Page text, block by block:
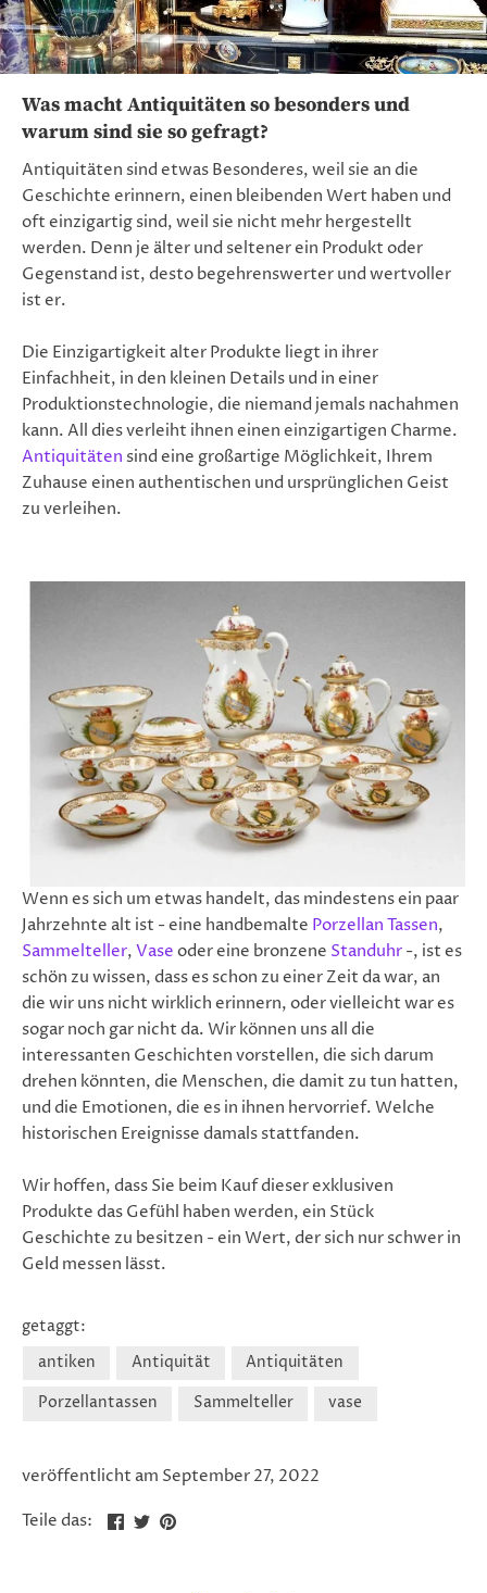
Was macht Antiquitäten so besonders und
warum sind sie so gefragt?
Antiquitäten sind etwas Besonderes, weil sie an die
Geschichte erinnern, einen bleibenden Wert haben und
oft einzigartig sind, weil sie nicht mehr hergestellt
werden. Denn je älter und seltener ein Produkt oder
Gegenstand ist, desto begehrenswerter und wertvoller
ist er.
Die Einzigartigkeit alter Produkte liegt in ihrer
Einfachheit, in den kleinen Details und in einer
Produktionstechnologie, die niemand jemals nachahmen
kann. All dies verleiht ihnen einen einzigartigen Charme.
Antiquitäten sind eine großartige Möglichkeit, Ihrem
Zuhause einen authentischen und ursprünglichen Geist
zu verleihen.
Wenn es sich um etwas handelt, das mindestens ein paar
Jahrzehnte alt ist - eine handbemalte Porzellan Tassen,
Sammelteller,Vaseoder eine bronzene Standuhr-, ist es
schön zu wissen, dass es schon zu einer Zeit da war, an
die wir uns nicht wirklich erinnern, oder vielleicht war es
sogar noch gar nicht da. Wir können uns all die
interessanten Geschichten vorstellen, die sich darum
drehen könnten, die Menschen, die damit zu tun hatten,
und die Emotionen, die es in ihnen hervorrief. Welche
historischen Ereignisse damals stattfanden.
Wir hoffen, dass Sie beim Kauf dieser exklusiven
Produkte das Gefühl haben werden, ein Stück
Geschichte zu besitzen - ein Wert, der sich nur schwer in
Geld messen lässt.
getaggt:
antiken
Antiquität Antiquitäten
Porzellantassen Sammelteller vase
veröffentlicht am September 27, 2022
Teile das:
TeilenTwittern
Pinnen